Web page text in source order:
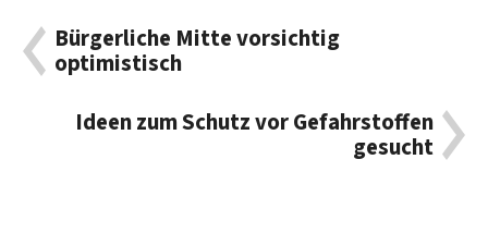
Bürgerliche Mitte vorsichtig
optimistisch
Ideen zum Schutz vor Gefahrstoffen
gesucht